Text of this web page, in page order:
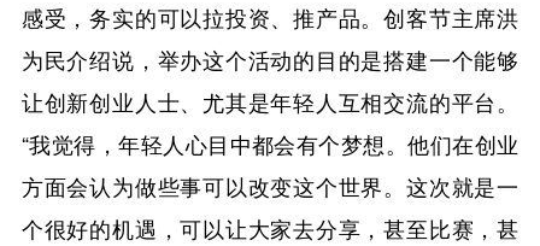
感受，务实的可以拉投资、推产品。创客节主席洪
为民介绍说，举办这个活动的目的是搭建一个能够
让创新创业人士、尤其是年轻人互相交流的平台。
“我觉得，年轻人心目中都会有个梦想。他们在创业
方面会认为做些事可以改变这个世界。这次就是一
个很好的机遇，可以让大家去分享，甚至比赛，甚